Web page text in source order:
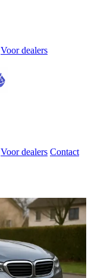
Voor dealers
Voor dealers Contact